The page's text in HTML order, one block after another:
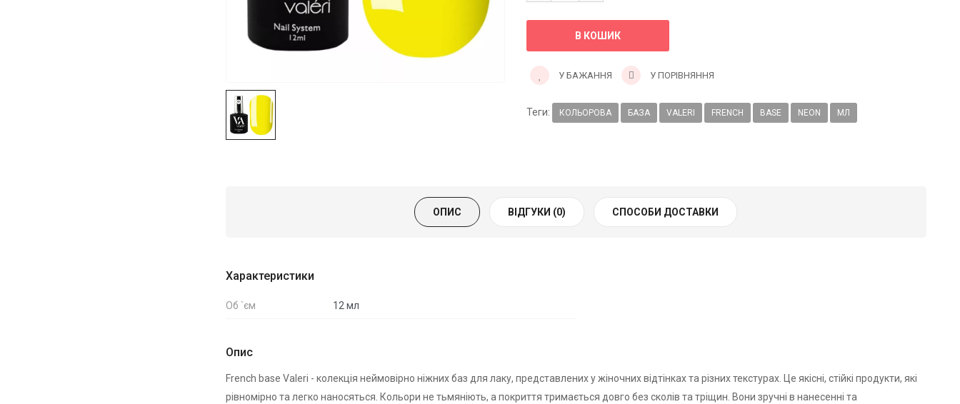
У БАЖАННЯ У ПОРІВНЯННЯ
Теги: КОЛЬОРОВА БАЗА VALERI FRENCH BASE NEON МЛ
ОПИС ВІДГУКИ (0) СПОСОБИ ДОСТАВКИ
Характеристики
Об `єм 12 мл
Опис
French base Valeri - колекція неймовірно ніжних баз для лаку, представлених у жіночних відтінках та різних текстурах. Це якісні, стійкі продукти, які
рівномірно та легко наносяться. Кольори не тьмяніють, а покриття тримається довго без сколів та тріщин. Вони зручні в нанесенні та